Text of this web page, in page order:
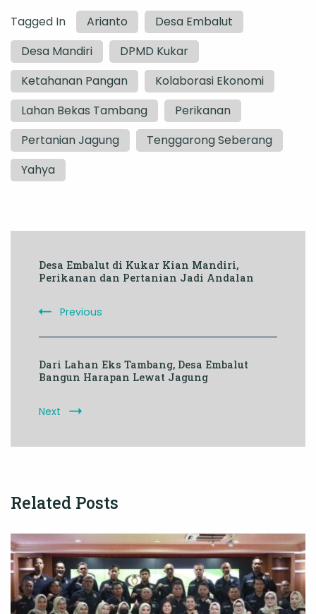
Tagged In Arianto
Desa Embalut
Desa Mandiri
DPMD Kukar
Ketahanan Pangan
Kolaborasi Ekonomi
Lahan Bekas Tambang
Perikanan
Pertanian Jagung
Tenggarong Seberang
Yahya
Navigation
Desa Embalut di Kukar Kian Mandiri,
Perikanan dan Pertanian Jadi Andalan
Previous
Dari Lahan Eks Tambang, Desa Embalut
Bangun Harapan Lewat Jagung
Next
Related Posts